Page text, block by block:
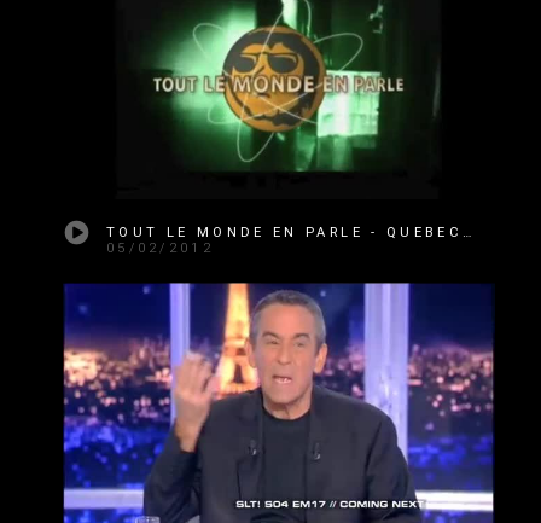
TOUT LE MONDE EN PARLE - QUEBEC - 05-02-2012
05/02/2012